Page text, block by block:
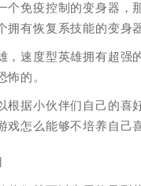
个免疫控制的变身器，
拥有恢复系技能的变身
，速度型英雄拥有超强
怖的。
根据小伙伴们自己的喜
戏怎么能够不培养自己